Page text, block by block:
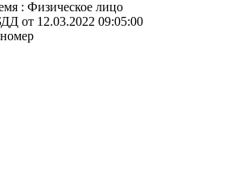
: Физическое лицо
от 12.03.2022 09:05:00